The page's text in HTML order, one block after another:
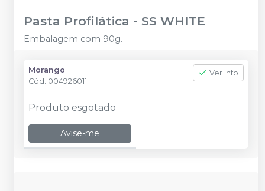
Pasta Profilática - SS WHITE
Embalagem com 90g.
Morango
Cód. 004926011
Ver info
Produto esgotado
Avise-me